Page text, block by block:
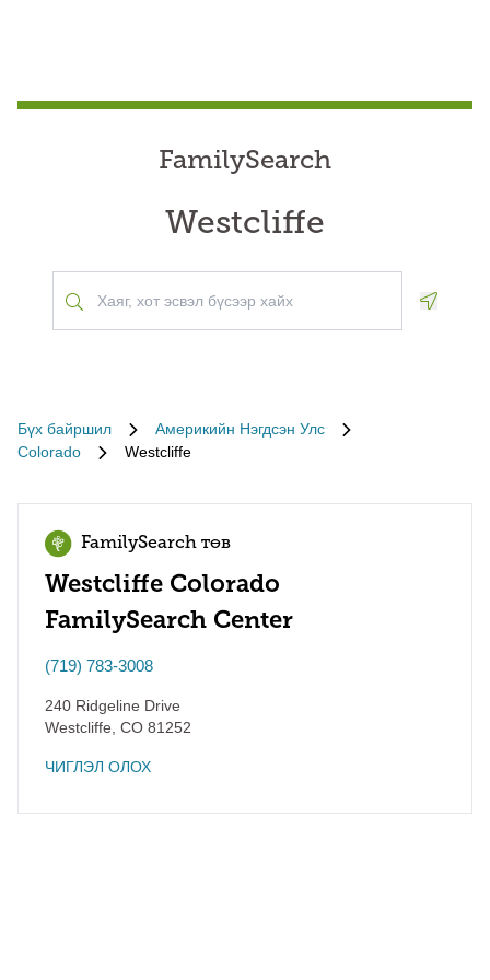
FamilySearch
Westcliffe
Бүх байршил
Америкийн Нэгдсэн Улс
Colorado
Westcliffe
FamilySearch төв
Westcliffe Colorado
FamilySearch Center
(719) 783-3008
240 Ridgeline Drive
Westcliffe CO 81252
ЧИГЛЭЛ ОЛОХ